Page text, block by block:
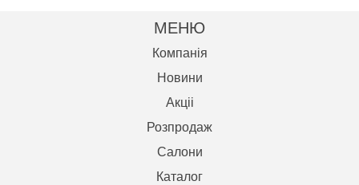
МЕНЮ
Компанія
Новини
Акцii
Розпродаж
Салони
Каталог